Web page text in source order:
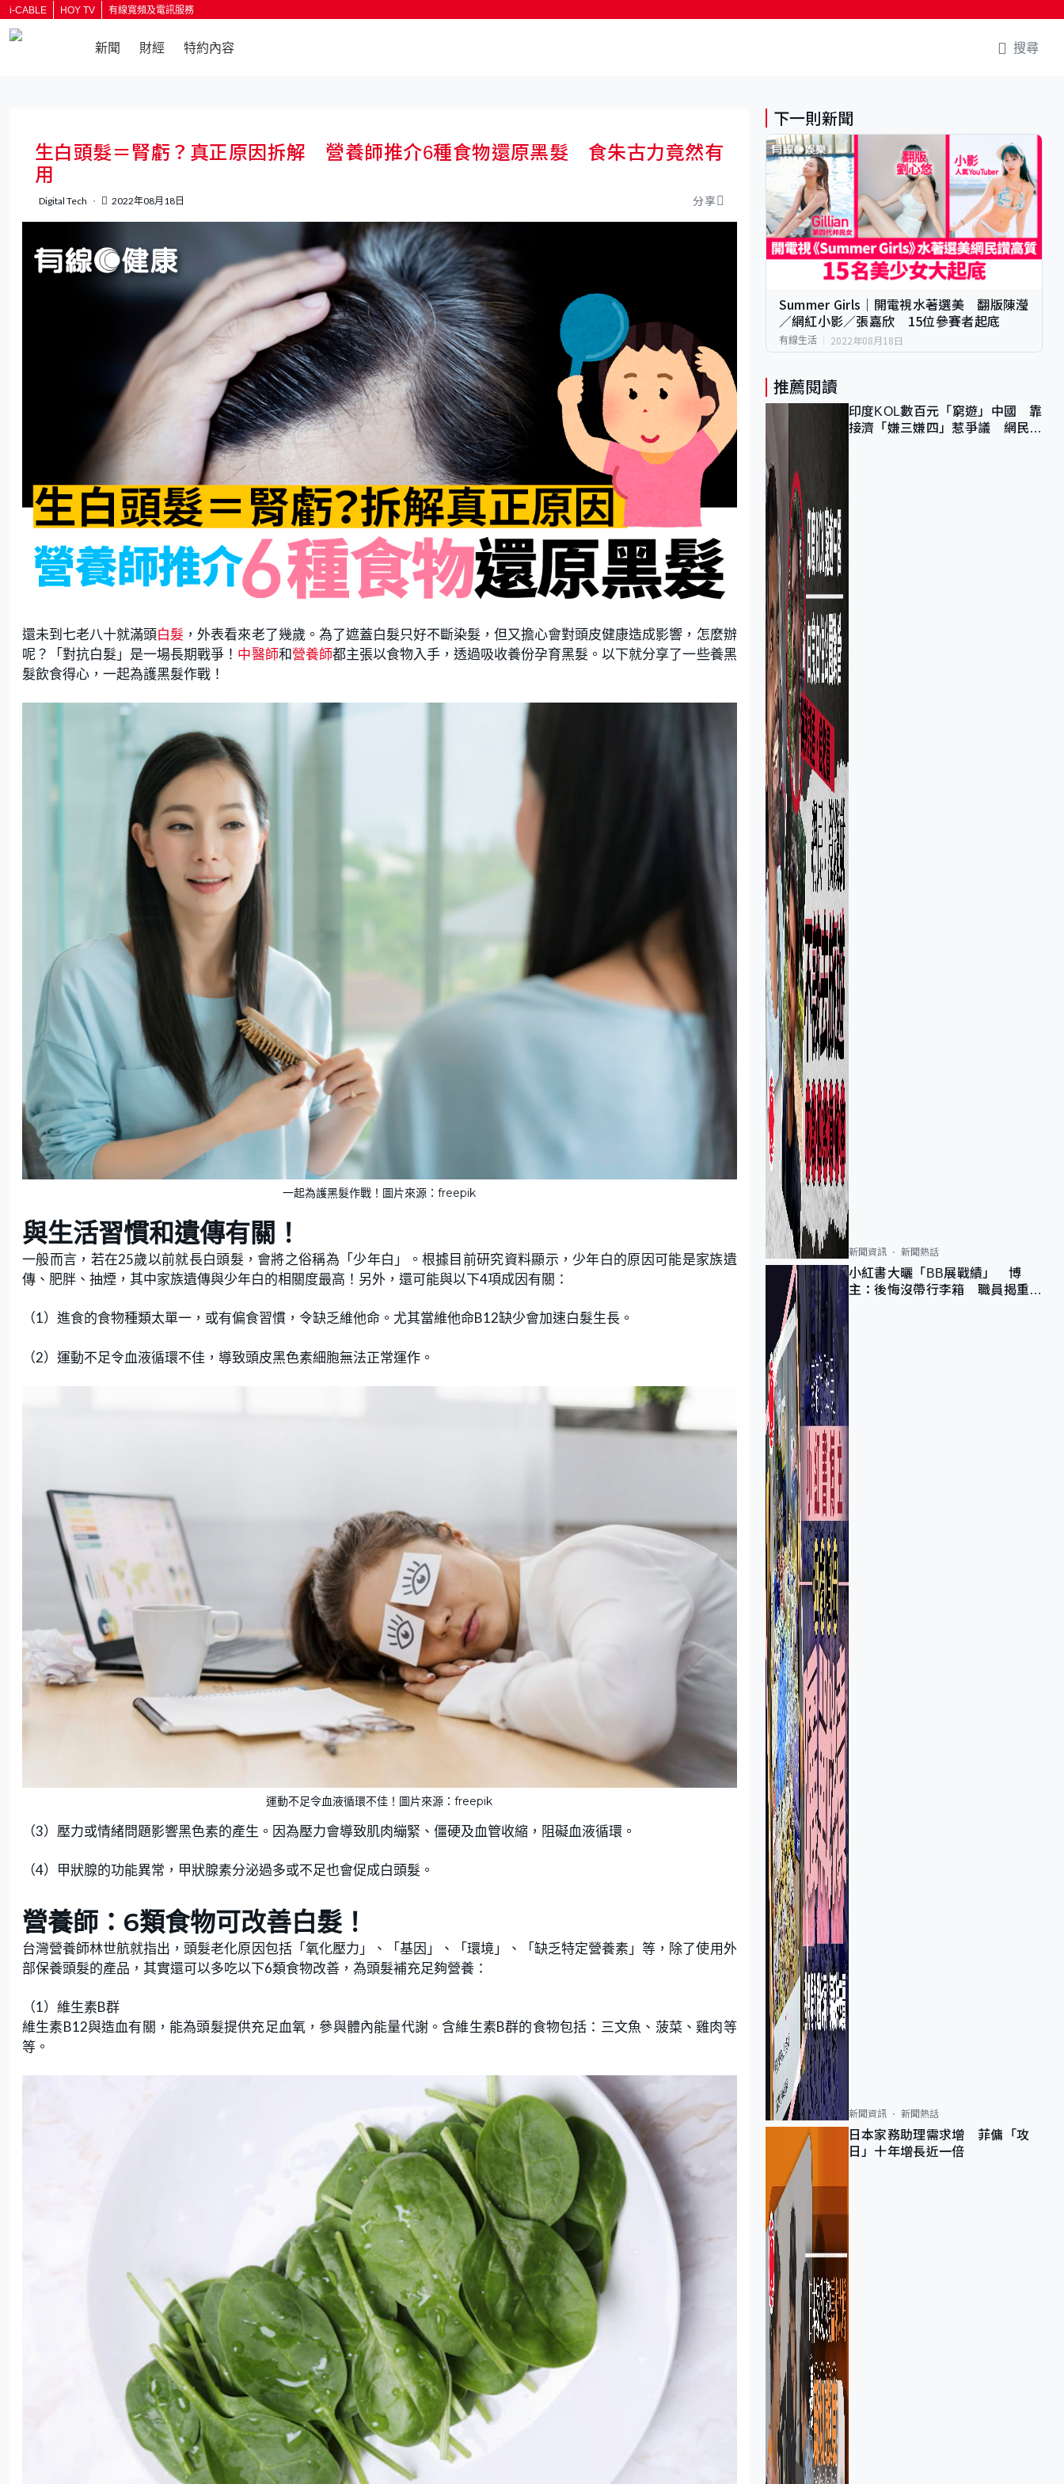
i-CABLE HOY TV 有線寬頻及電訊服務
新聞 財經 特約內容 搜尋
生白頭髮＝腎虧？真正原因拆解 營養師推介6種食物還原黑髮 食朱古力竟然有
用
Digital Tech 2022年08月18日 分享
還未到七老八十就滿頭白髮 ，外表看來老了幾歲。為了遮蓋白髮只好不斷染髮，但又擔心會對頭皮健康造成影響，怎麼辦
呢？「對抗白髮」是一場長期戰爭！ 中醫師和營養師都主張以食物入手，透過吸收養份孕育黑髮。以下就分享了一些養黑
髮飲食得心，一起為護黑髮作戰！
一起為護黑髮作戰！圖片來源：freepik
與生活習慣和遺傳有關！
一般而言，若在25歲以前就長白頭髮，會將之俗稱為「少年白」。根據目前研究資料顯示，少年白的原因可能是家族遺
傳、肥胖、抽煙，其中家族遺傳與少年白的相關度最高！另外，還可能與以下4項成因有關：
（1）進食的食物種類太單一，或有偏食習慣，令缺乏維他命。尤其當維他命B12缺少會加速白髮生長。
（2）運動不足令血液循環不佳，導致頭皮黑色素細胞無法正常運作。
運動不足令血液循環不佳！圖片來源：freepik
（3）壓力或情緒問題影響黑色素的產生。因為壓力會導致肌肉繃緊、僵硬及血管收縮，阻礙血液循環。
（4）甲狀腺的功能異常，甲狀腺素分泌過多或不足也會促成白頭髮。
營養師：6類食物可改善白髮！
台灣營養師林世航就指出，頭髮老化原因包括「氧化壓力」、「基因」、「環境」、「缺乏特定營養素」等，除了使用外
部保養頭髮的產品，其實還可以多吃以下6類食物改善，為頭髮補充足夠營養：
（1）維生素B群
維生素B12與造血有關，能為頭髮提供充足血氧，參與體內能量代謝。含維生素B群的食物包括：三文魚、菠菜、雞肉等
等。
下一則新聞
Summer Girls｜開電視水著選美 翻版陳瀅
／網紅小影／張嘉欣 15位參賽者起底
有線生活 2022年08月18日
推薦閱讀
印度KOL數百元「窮遊」中國 靠
接濟「嫌三嫌四」惹爭議 網民：
新聞資訊 新聞熱話
小紅書大曬「BB展戰績」 博
主：後悔沒帶行李箱 職員揭重複
新聞資訊 新聞熱話
日本家務助理需求增 菲傭「攻
日」十年增長近一倍